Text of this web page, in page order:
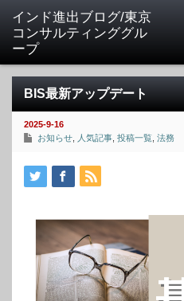
インド進出ブログ/東京
コンサルティンググル
ープ
BIS最新アップデート
2025-9-16
お知らせ
人気記事 投稿一覧 法務